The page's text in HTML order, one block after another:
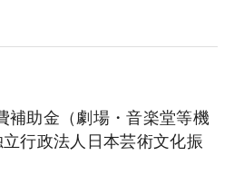
補助金（劇場・音楽堂等機
行政法人日本芸術文化振